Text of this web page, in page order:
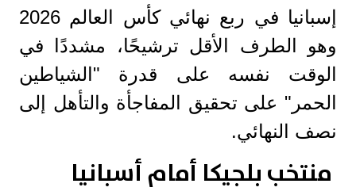
إسبانيا في ربع نهائي كأس العالم 2026
وهو الطرف الأقل ترشيحًا، مشددًا في
الوقت نفسه على قدرة "الشياطين
الحمر" على تحقيق المفاجأة والتأهل إلى
نصف النهائي.
منتخب بلجيكا أمام أسبانيا